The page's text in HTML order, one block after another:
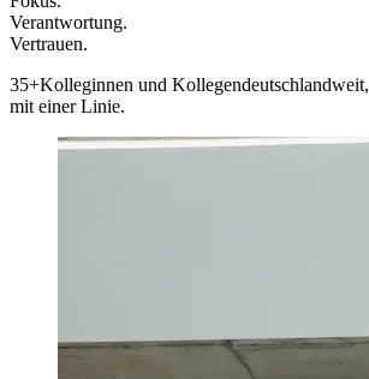
Verantwortung.
Vertrauen.
35+Kolleginnen und Kollegendeutschlandweit,
mit einer Linie.